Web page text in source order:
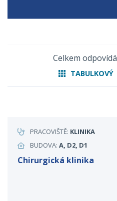
Celkem odpovídá
TABULKOVÝ
PRACOVIŠTĚ: KLINIKA
BUDOVA: A, D2, D1
Chirurgická klinika